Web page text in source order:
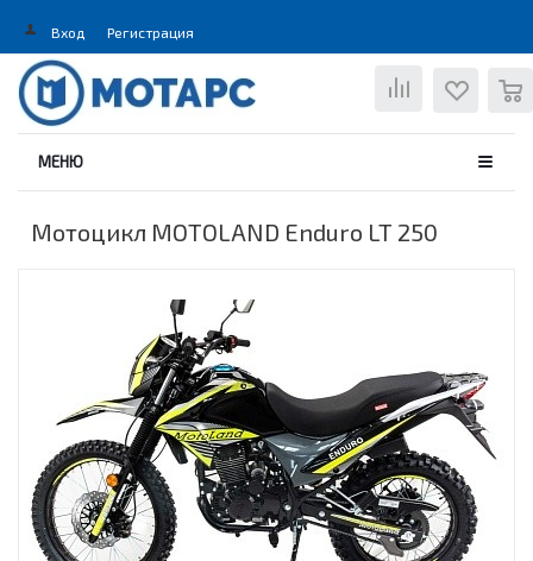
Вход Регистрация
МЕНЮ
Мотоцикл MOTOLAND Enduro LT 250